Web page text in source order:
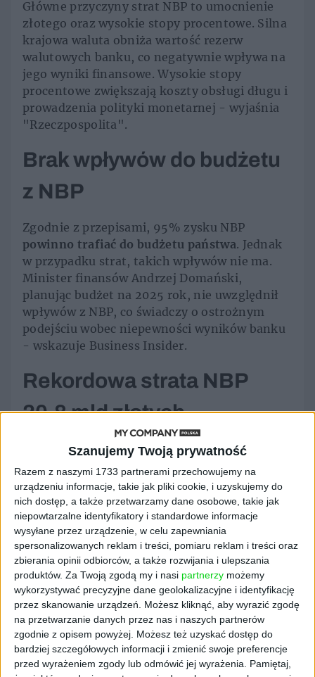
Szanujemy Twoją prywatność
Razem z naszymi 1733 partnerami przechowujemy na
urządzeniu informacje, takie jak pliki cookie, i uzyskujemy do
nich dostęp, a także przetwarzamy dane osobowe, takie jak
niepowtarzalne identyfikatory i standardowe informacje
wysyłane przez urządzenie, w celu zapewniania
spersonalizowanych reklam i treści, pomiaru reklam i treści oraz
zbierania opinii odbiorców, a także rozwijania i ulepszania
produktów. Za Twoją zgodą my i nasi partnerzy możemy
wykorzystywać precyzyjne dane geolokalizacyjne i identyfikację
przez skanowanie urządzeń. Możesz kliknąć, aby wyrazić zgodę
na przetwarzanie danych przez nas i naszych partnerów
zgodnie z opisem powyżej. Możesz też uzyskać dostęp do
bardziej szczegółowych informacji i zmienić swoje preferencje
przed wyrażeniem zgody lub odmówić jej wyrażenia.
Pamiętaj,
Główne przyczyny strat NBP to umocnienie
złotego oraz wysokie stopy procentowe. Silna
krajowa waluta obniża wartość rezerw
walutowych banku, co negatywnie wpływa na
jego wyniki finansowe. Wysokie stopy
procentowe zwiększają koszty obsługi długu i
prowadzenia polityki monetarnej - wyjaśnia
"Rzeczpospolita".
Brak wpływów do budżetu
z NBP
Zgodnie z przepisami, 95% zysku NBP
powinno trafiać do budżetu państwa. Jednak
w przypadku strat, takich wpływów nie ma.
Minister finansów Andrzej Domański,
planując budżet na 2025 rok, nie uwzględnił
wpływów z NBP, co świadczy o ostrożnym
podejściu wobec niepewności wyników banku
- wskazuje Business Insider.
Rekordowa strata NBP
20,8 mld złotych
Brak wpływów z NBP do budżetu państwa
wywołuje napięcia polityczne. Przypomnijmy,
że w poprzednich latach rząd Donalda Tuska
odziedziczył budżet z założeniem 6 miliardów
złotych wpływów z NBP, jednak bank
zakończył 2023 rok z rekordową stratą 20,8
miliarda złotych. Rok wcześniej, w 2022 roku,
poniósł stratę w wysokości 16,94 mld zł. To
spowodowało, że do budżetu nie wpłynęła
żadna kwota z tytułu zysków banku
centralnego.
Bank Centralny: